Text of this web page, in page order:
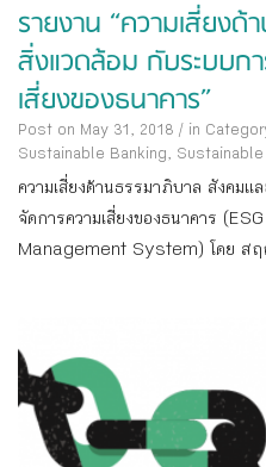
รายงาน “ความเสี่ยง
สิ่งแวดล้อม กับระบบก
เสี่ยงของธนาคาร”
Post on May 31, 2018 / in
Sustainable Banking,
ความเสี่ยงด้านธรรมาภิบาล สังคม
จัดการความเสี่ยงของธนาคาร
Management System) โดย ส